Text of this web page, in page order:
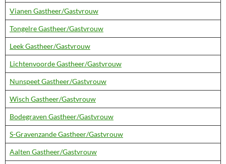
Vianen Gastheer/Gastvrouw
Tongelre Gastheer/Gastvrouw
Leek Gastheer/Gastvrouw
Lichtenvoorde Gastheer/Gastvrouw
Nunspeet Gastheer/Gastvrouw
Wisch Gastheer/Gastvrouw
Bodegraven Gastheer/Gastvrouw
S-Gravenzande Gastheer/Gastvrouw
Aalten Gastheer/Gastvrouw